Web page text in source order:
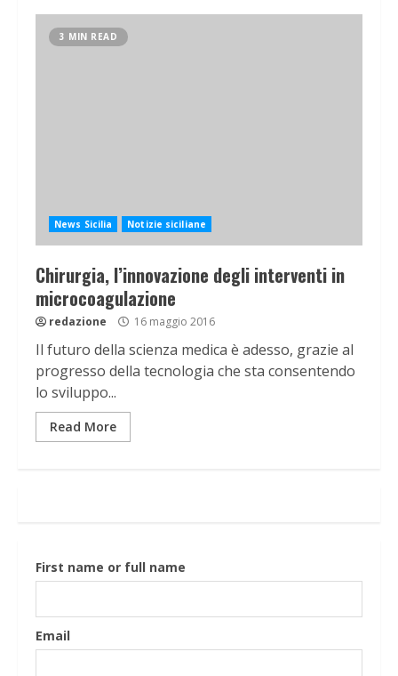
3 MIN READ
News Sicilia Notizie siciliane
Chirurgia, l’innovazione degli interventi in
microcoagulazione
redazione 16 maggio 2016
Il futuro della scienza medica è adesso, grazie al
progresso della tecnologia che sta consentendo
lo sviluppo...
Read More
First name or full name
Email